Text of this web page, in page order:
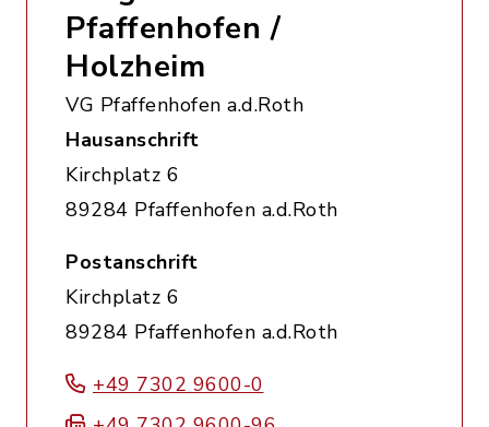
Pfaffenhofen /
Holzheim
VG Pfaffenhofen a.d.Roth
Hausanschrift
Kirchplatz 6
89284 Pfaffenhofen a.d.Roth
Postanschrift
Kirchplatz 6
89284 Pfaffenhofen a.d.Roth
+49 7302 9600-0